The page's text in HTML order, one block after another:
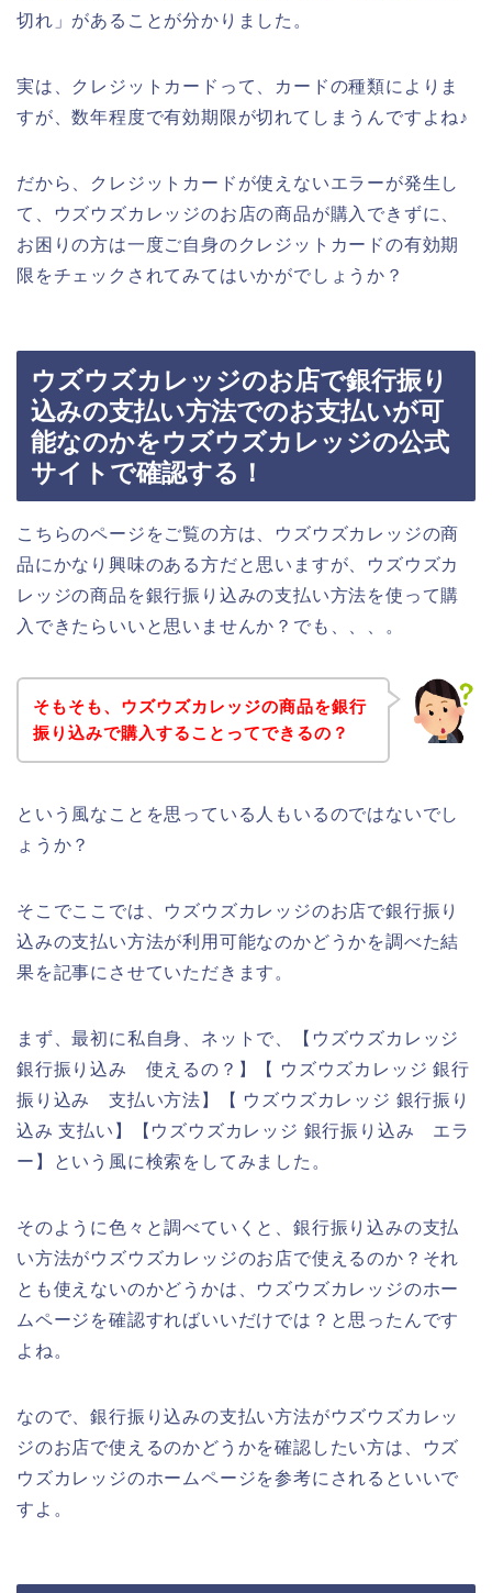
切れ」があることが分かりました。
実は、クレジットカードって、カードの種類によりま
すが、数年程度で有効期限が切れてしまうんですよね♪
だから、クレジットカードが使えないエラーが発生し
て、ウズウズカレッジのお店の商品が購入できずに、
お困りの方は一度ご自身のクレジットカードの有効期
限をチェックされてみてはいかがでしょうか？
ウズウズカレッジのお店で銀行振り
込みの支払い方法でのお支払いが可
能なのかをウズウズカレッジの公式
サイトで確認する！
こちらのページをご覧の方は、ウズウズカレッジの商
品にかなり興味のある方だと思いますが、ウズウズカ
レッジの商品を銀行振り込みの支払い方法を使って購
入できたらいいと思いませんか？でも、、、。
そもそも、ウズウズカレッジの商品を銀行
振り込みで購入することってできるの？
という風なことを思っている人もいるのではないでし
ょうか？
そこでここでは、ウズウズカレッジのお店で銀行振り
込みの支払い方法が利用可能なのかどうかを調べた結
果を記事にさせていただきます。
まず、最初に私自身、ネットで、【ウズウズカレッジ
銀行振り込み 使えるの？】【 ウズウズカレッジ 銀行
振り込み 支払い方法】【 ウズウズカレッジ 銀行振り
込み 支払い】【ウズウズカレッジ 銀行振り込み エラ
ー】という風に検索をしてみました。
そのように色々と調べていくと、銀行振り込みの支払
い方法がウズウズカレッジのお店で使えるのか？それ
とも使えないのかどうかは、ウズウズカレッジのホー
ムページを確認すればいいだけでは？と思ったんです
よね。
なので、銀行振り込みの支払い方法がウズウズカレッ
ジのお店で使えるのかどうかを確認したい方は、ウズ
ウズカレッジのホームページを参考にされるといいで
すよ。